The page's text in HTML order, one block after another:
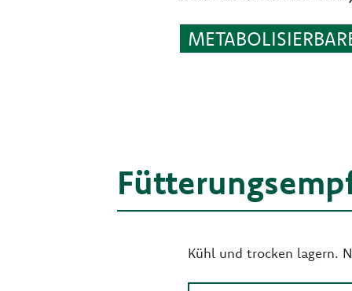
Kühl und trocken lagern.